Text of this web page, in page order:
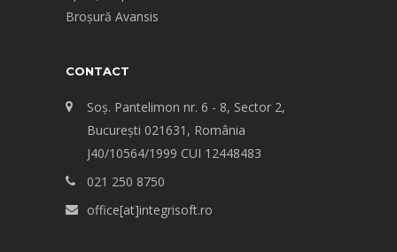
Broșură Avansis
CONTACT
Soș. Pantelimon nr. 6 - 8, Sector 2,
Bucureşti 021631, România
J40/10564/1999 CUI 12448483
021 250 8750
office[at]integrisoft.ro